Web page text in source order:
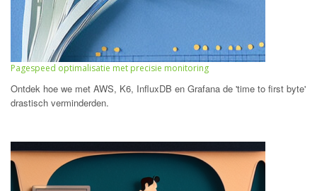
Pagespeed optimalisatie met precisie monitoring
Ontdek hoe we met AWS, K6, InfluxDB en Grafana de 'time to first byte'
drastisch verminderden.